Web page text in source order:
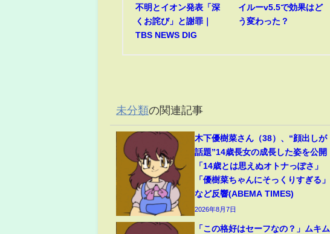
不明とイオン発表「深
くお詫び」と謝罪｜
TBS NEWS DIG
イルーv5.5で効果はど
う変わった？
未分類の関連記事
木下優樹菜さん（38）、“顔出しが
話題”14歳長女の成長した姿を公開
「14歳とは思えぬオトナっぽさ」
「優樹菜ちゃんにそっくりすぎる」
など反響(ABEMA TIMES)
2026年8月7日
「この格好はセーフなの？」ムキム